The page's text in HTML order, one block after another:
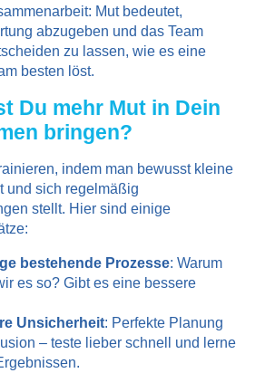
Mut bedeutet,
abzugeben und das Team
zu lassen, wie es eine
besten löst.
Du mehr Mut in Dein
bringen?
indem man bewusst kleine
und sich regelmäßig
stellt. Hier sind einige
bestehende Prozesse: Warum
es so? Gibt es eine bessere
Unsicherheit: Perfekte Planung
– teste lieber schnell und lerne